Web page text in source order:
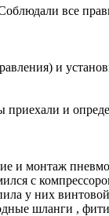
все
и
и
монтаж
с
у них
шланги ,